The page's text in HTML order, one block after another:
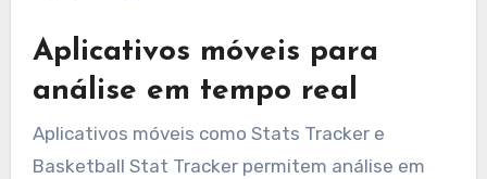
Aplicativos móveis para
análise em tempo real
Aplicativos móveis como Stats Tracker e
Basketball Stat Tracker permitem análise em